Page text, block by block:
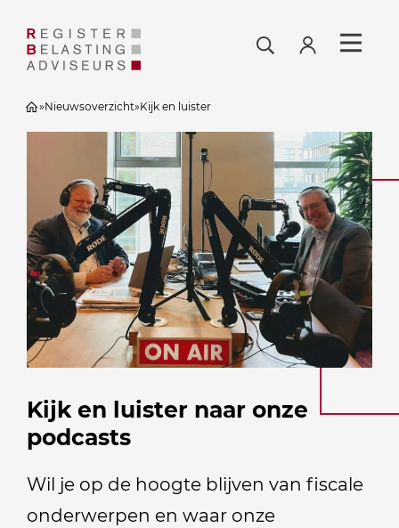
»Nieuwsoverzicht»Kijk en luister
Kijk en luister naar onze
podcasts
Wil je op de hoogte blijven van fiscale
onderwerpen en waar onze